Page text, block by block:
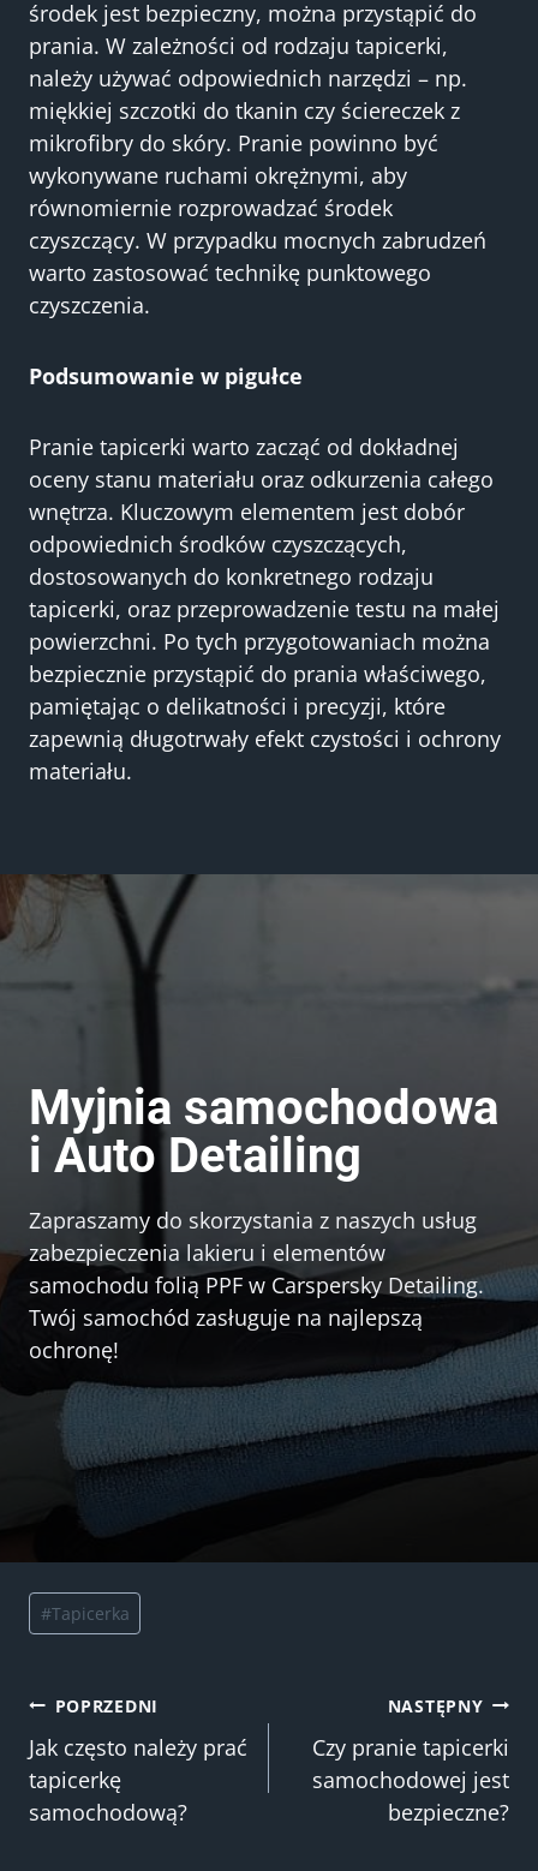
środek jest bezpieczny, można przystąpić do
prania. W zależności od rodzaju tapicerki,
należy używać odpowiednich narzędzi – np.
miękkiej szczotki do tkanin czy ściereczek z
mikrofibry do skóry. Pranie powinno być
wykonywane ruchami okrężnymi, aby
równomiernie rozprowadzać środek
czyszczący. W przypadku mocnych zabrudzeń
warto zastosować technikę punktowego
czyszczenia.
Podsumowanie w pigułce
Pranie tapicerki warto zacząć od dokładnej
oceny stanu materiału oraz odkurzenia całego
wnętrza. Kluczowym elementem jest dobór
odpowiednich środków czyszczących,
dostosowanych do konkretnego rodzaju
tapicerki, oraz przeprowadzenie testu na małej
powierzchni. Po tych przygotowaniach można
bezpiecznie przystąpić do prania właściwego,
pamiętając o delikatności i precyzji, które
zapewnią długotrwały efekt czystości i ochrony
materiału.
Myjnia samochodowa
i Auto Detailing
Zapraszamy do skorzystania z naszych usług
zabezpieczenia lakieru i elementów
samochodu folią PPF w Carspersky Detailing.
Twój samochód zasługuje na najlepszą
ochronę!
Tagi
wpisu:
#Tapicerka
Nawigacja
wpisu
POPRZEDNI
Jak często należy prać
tapicerkę
samochodową?
NASTĘPNY
Czy pranie tapicerki
samochodowej jest
bezpieczne?